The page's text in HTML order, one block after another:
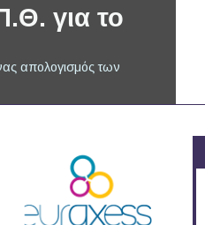
για το
απολογισμός των